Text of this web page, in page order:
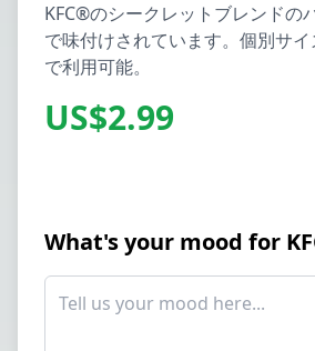
KFC®のシークレットブレンドの
で味付けされています。個別サ
で利用可能。
US$2.99
What's your mood for